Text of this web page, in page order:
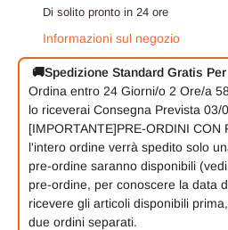
Di solito pronto in 24 ore
Informazioni sul negozio
🚚Spedizione Standard Gratis
Ordina entro 24 Giorni/o 2 Ore/a
lo riceverai Consegna Prevista 03/
[IMPORTANTE]PRE-ORDINI CON
l'intero ordine verrà spedito solo
pre-ordine saranno disponibili
pre-ordine, per conoscere la data
ricevere gli articoli disponibili
due ordini separati.